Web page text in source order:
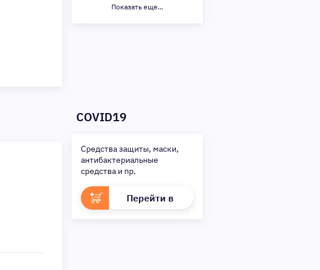
прямо сейчас. Ваше
мечте — мы поможем вам в
этом!
Показать еще...
COVID19
Средства защиты, маски,
антибактериальные
средства и пр.
Перейти в